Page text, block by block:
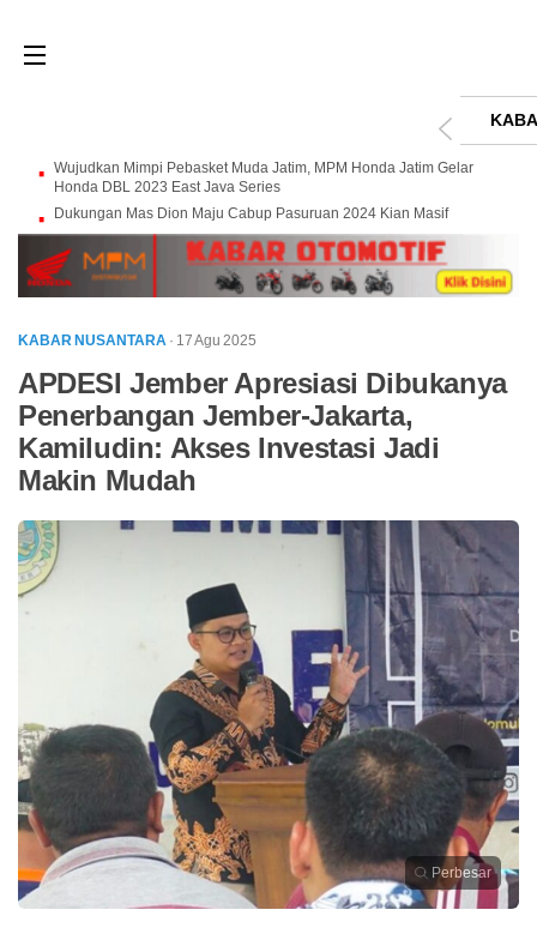
Wujudkan Mimpi Pebasket Muda Jatim, MPM Honda Jatim Gelar
Honda DBL 2023 East Java Series
Dukungan Mas Dion Maju Cabup Pasuruan 2024 Kian Masif
KABAR NUSANTARA · 17 Agu 2025
APDESI Jember Apresiasi Dibukanya
Penerbangan Jember-Jakarta,
Kamiludin: Akses Investasi Jadi
Makin Mudah
Perbesar